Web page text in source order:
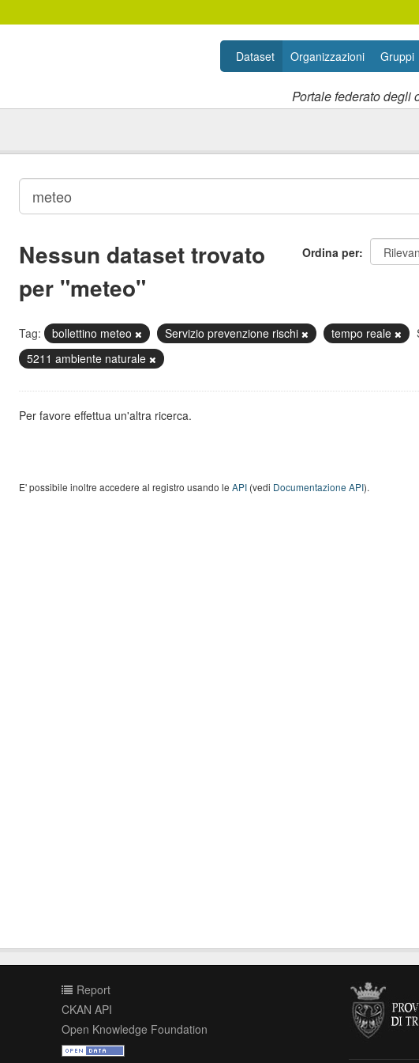
Portale federato degli
Dataset Organizzazioni Gruppi
Ordina per
Nessun dataset trovato
per "meteo"
Tag: bollettino meteo Servizio prevenzione rischi tempo reale
5211 ambiente naturale
Per favore effettua un'altra ricerca.
E' possibile inoltre accedere al registro usando le API(vedi Documentazione API).
Report
CKAN API
Open Knowledge Foundation